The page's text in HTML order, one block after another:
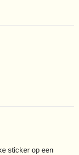
sticker op een